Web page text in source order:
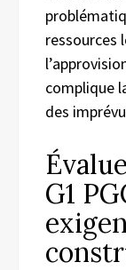
ressources
complique
des
G1